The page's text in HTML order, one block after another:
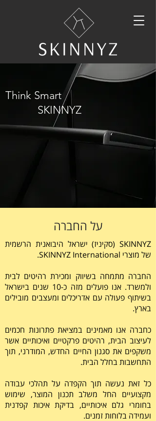
Think Smart
SKINNYZ
על החברה
SKINNYZ (סקיניז) ישראל היבואנית הרשמית
של מוצרי SKINNYZ International.
החברה מתמחה בשיווק ומכירת רהיטים לבית
ולמשרד. אנו פועלים מזה כ-10 שנים בישראל
בשיתוף פעולה עם אדריכלים ומעצבים מובילים
בארץ.
כחברה אנו מאמינים במציאת פתרונות חכמים
לעיצוב הבית, רהיטים פרקטיים ואיכותיים אשר
משקפים את סגנון החיים החדש, המודרני, תוך
התחשבות בחלל הבית.
כל זאת נעשה תוך הקפדה על תהלכי עבודה
מקצועיים החל משלב תכנון המוצר, שימוש
בחומרי גלם איכותיים, בדיקת איכות קפדנית
ועמידה בלוחות זמנים.